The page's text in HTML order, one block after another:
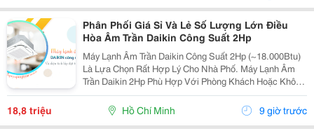
Phân Phối Giá Sỉ Và Lẻ Số Lượng Lớn Điều
Hòa Âm Trần Daikin Công Suất 2Hp
Máy Lạnh Âm Trần Daikin Công Suất 2Hp (~18.000Btu)
Là Lựa Chọn Rất Hợp Lý Cho Nhà Phố. Máy Lạnh Âm
Trần Daikin 2Hp Phù Hợp Với Phòng Khách Hoặc Không
Gian Mở Rộng Từ 20 Đến 30M&Sup2;. Thiết Kế Âm
Trần Tinh Tế Giúp Tiết Kiệm Diện Tích, Kết Hợp Khả...
18,8 triệu Hồ Chí Minh 9 giờ trước